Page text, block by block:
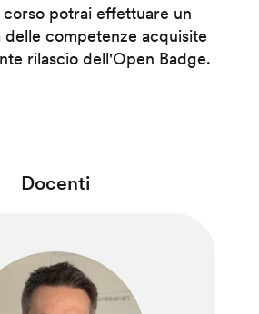
potrai effettuare un
competenze acquisite
rilascio dell'Open Badge.
Docenti